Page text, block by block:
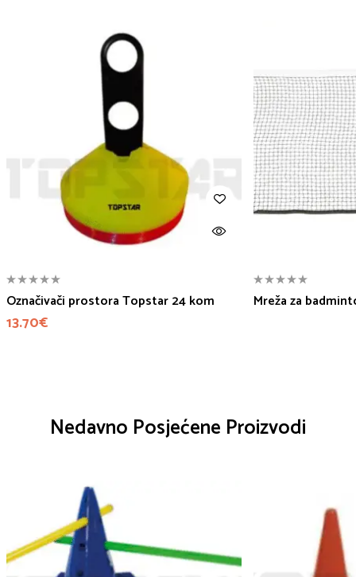
Označivači prostora Topstar 24 kom
13.70€
Mreža za
Nedavno Posjećene Proizvodi